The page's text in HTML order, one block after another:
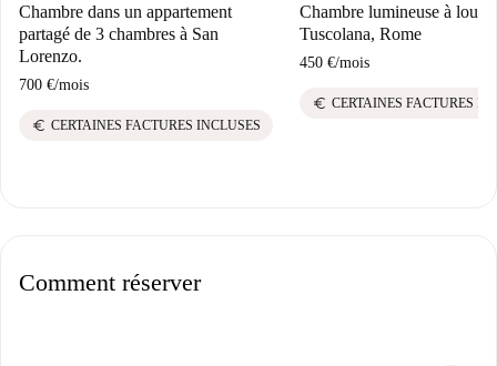
Chambre dans un appartement
partagé de 3 chambres à San
Lorenzo.
700 €/mois
euro CERTAINES FACTURES INCLUSES
Chambre lumineuse à louer
Tuscolana, Rome
450 €/mois
euro CERTAINES FACTURES
Comment réserver